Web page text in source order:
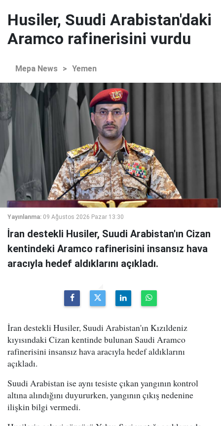
Husiler, Suudi Arabistan'daki
Aramco rafinerisini vurdu
Mepa News > Yemen
Yayınlanma: 09 Ağustos 2026 Pazar 13:30
İran destekli Husiler, Suudi Arabistan'ın Cizan
kentindeki Aramco rafinerisini insansız hava
aracıyla hedef aldıklarını açıkladı.
İran destekli Husiler, Suudi Arabistan'ın Kızıldeniz
kıyısındaki Cizan kentinde bulunan Saudi Aramco
rafinerisini insansız hava aracıyla hedef aldıklarını
açıkladı.
Suudi Arabistan ise aynı tesiste çıkan yangının kontrol
altına alındığını duyururken, yangının çıkış nedenine
ilişkin bilgi vermedi.